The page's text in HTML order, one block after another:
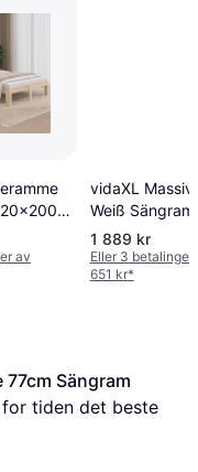
av
vidaXL
Weiß Sängram
1 889 kr
Eller 3 betalinger
651 kr*
77cm Sängram
tiden det beste